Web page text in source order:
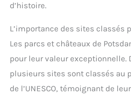
d’histoire.
L’importance des sites classés
Les parcs et châteaux de
pour leur valeur exceptionnelle.
plusieurs sites sont classés au
de l’UNESCO, témoignant de